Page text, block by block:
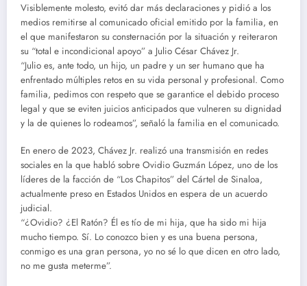
Visiblemente molesto, evitó dar más declaraciones y pidió a los
medios remitirse al comunicado oficial emitido por la familia, en
el que manifestaron su consternación por la situación y reiteraron
su “total e incondicional apoyo” a Julio César Chávez Jr.
“Julio es, ante todo, un hijo, un padre y un ser humano que ha
enfrentado múltiples retos en su vida personal y profesional. Como
familia, pedimos con respeto que se garantice el debido proceso
legal y que se eviten juicios anticipados que vulneren su dignidad
y la de quienes lo rodeamos”, señaló la familia en el comunicado.
En enero de 2023, Chávez Jr. realizó una transmisión en redes
sociales en la que habló sobre Ovidio Guzmán López, uno de los
líderes de la facción de “Los Chapitos” del Cártel de Sinaloa,
actualmente preso en Estados Unidos en espera de un acuerdo
judicial.
“¿Ovidio? ¿El Ratón? Él es tío de mi hija, que ha sido mi hija
mucho tiempo. Sí. Lo conozco bien y es una buena persona,
conmigo es una gran persona, yo no sé lo que dicen en otro lado,
no me gusta meterme”.